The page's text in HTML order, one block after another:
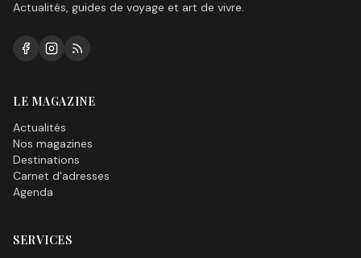
Actualités, guides de voyage et art de vivre.
LE MAGAZINE
Actualités
Nos magazines
Destinations
Carnet d'adresses
Agenda
SERVICES